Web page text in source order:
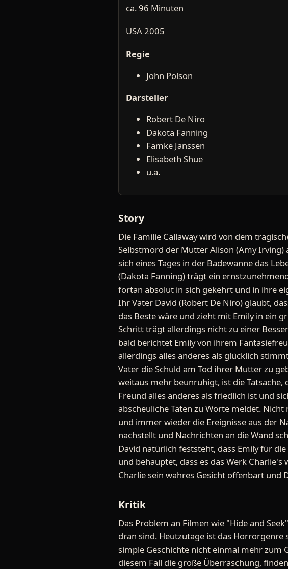
ca. 96 Minuten
USA 2005
Regie
John Polson
Darsteller
Robert De Niro
Dakota Fanning
Famke Janssen
Elisabeth Shue
u.a.
Story
Die Familie Callaway wird von dem
Selbstmord der Mutter Alison (Amy Irving)
sich eines Tages in der Badewanne das
(Dakota Fanning) trägt ein
fortan absolut in sich gekehrt und in ihre
Ihr Vater David (Robert De Niro) glaubt,
das Beste wäre und zieht mit Emily in ein
Schritt trägt allerdings nicht zu einer
bald berichtet Emily von ihrem
allerdings alles anderes als glücklich
Vater die Schuld am Tod ihrer Mutter zu
weitaus mehr beunruhigt, ist die Tatsache,
Freund alles anderes als friedlich ist und
abscheuliche Taten zu Worte meldet.
und immer wieder die Ereignisse aus der
nachstellt und Nachrichten an die Wand
David natürlich feststeht, dass Emily für
und behauptet, dass es das Werk
Charlie sein wahres Gesicht offenbart und
Kritik
Das Problem an Filmen wie "Hide and
dran sind. Heutzutage ist das Horrorgenre
simple Geschichte nicht einmal mehr zum
diesem Fall die große Überraschung,